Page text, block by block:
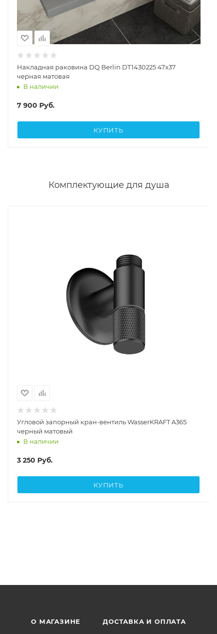
Накладная раковина DQ Berlin DT1430225 47x37
черная матовая
В наличии
7 900 Руб.
КУПИТЬ
Комплектующие для душа
Угловой запорный кран-вентиль WasserKRAFT A365
черный матовый
В наличии
3 250 Руб.
КУПИТЬ
О МАГАЗИНЕ ДОСТАВКА И ОПЛАТА